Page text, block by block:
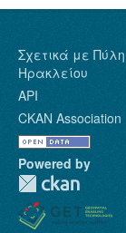
Σχετικά με
Ηρακλείου
API
CKAN Association
Powered by